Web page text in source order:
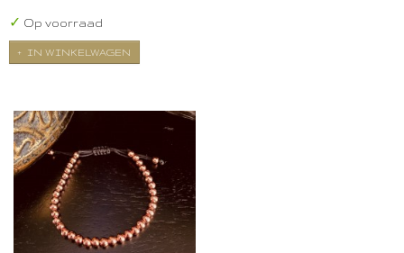
✓ Op voorraad
IN WINKELWAGEN